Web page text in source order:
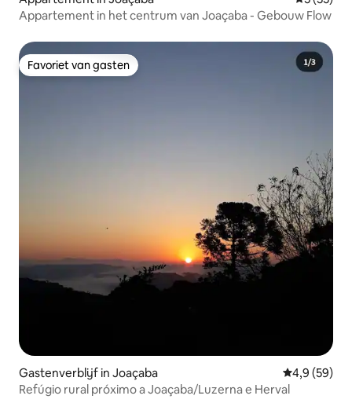
Appartement in het centrum van Joaçaba - Gebouw Flow
Favoriet van gasten
Favoriet van gasten
Gastenverblijf in Joaçaba Gemiddelde
4,9 (59)
Refúgio rural próximo a Joaçaba/Luzerna e Herval